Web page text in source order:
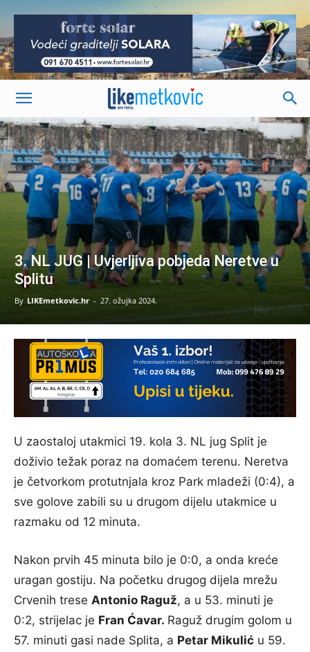
-
3. NL JUG | Uvjerljiva pobjeda Neretve u
Splitu
By LIKEmetkovic.hr - 27. ožujka 2024.
U zaostaloj utakmici 19. kola 3. NL jug Split je
doživio težak poraz na domaćem terenu. Neretva
je četvorkom protutnjala kroz Park mladeži (0:4), a
sve golove zabili su u drugom dijelu utakmice u
razmaku od 12 minuta.
Nakon prvih 45 minuta bilo je 0:0, a onda kreće
uragan gostiju. Na početku drugog dijela mrežu
Crvenih trese Antonio Raguž, a u 53. minuti je
0:2, strijelac je Fran Ćavar. Raguž drugim golom u
57. minuti gasi nade Splita, a Petar Mikulić u 59.